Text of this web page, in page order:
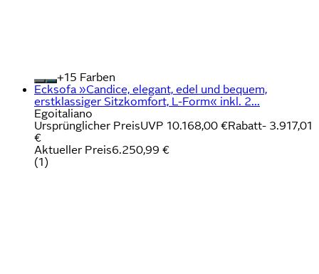
+
Farben
Ecksofa »Candice, elegant, edel und bequem,
erstklassiger Sitzkomfort, L-Form« inkl. 2...
Egoitaliano
Ursprünglicher PreisUVP 10.168,00 €Rabatt- 3.917,01
€
Aktueller Preis6.250,99 €
(1)